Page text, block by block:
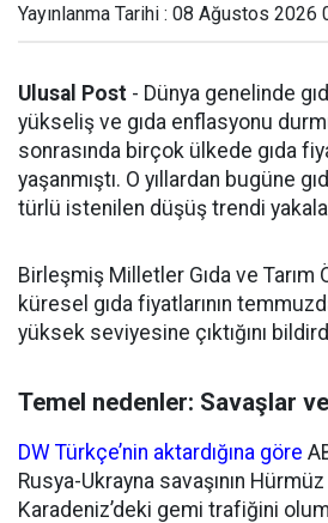
Yayınlanma Tarihi : 08 Ağustos 2026
Ulusal Post - Dünya genelinde
yükseliş ve gıda enflasyonu
sonrasında birçok ülkede gıda
yaşanmıştı. O yıllardan bugüne
türlü istenilen düşüş trendi
Birleşmiş Milletler Gıda ve Tarım
küresel gıda fiyatlarının
yüksek seviyesine çıktığını
Temel nedenler: Savaşlar
DW Türkçe’nin aktardığına göre
Rusya-Ukrayna savaşının
Karadeniz’deki gemi trafiğini